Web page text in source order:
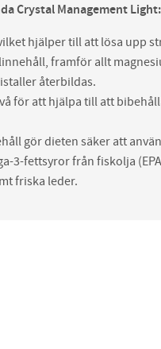
Crystal Management Light:
hjälper till att lösa upp
framför allt
återbildas.
för att hjälpa till att
gör dieten säker att
3-fettsyror från fiskolja
friska leder.